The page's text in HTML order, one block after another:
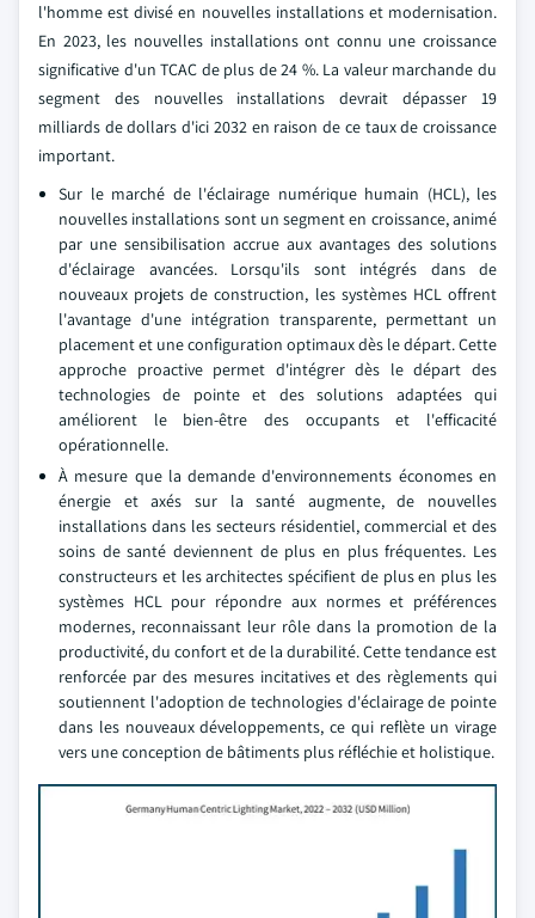
l'homme est divisé en nouvelles installations et modernisation.
En 2023, les nouvelles installations ont connu une croissance
significative d'un TCAC de plus de 24 %. La valeur marchande du
segment des nouvelles installations devrait dépasser 19
milliards de dollars d'ici 2032 en raison de ce taux de croissance
important.
Sur le marché de l'éclairage numérique humain (HCL), les
nouvelles installations sont un segment en croissance, animé
par une sensibilisation accrue aux avantages des solutions
d'éclairage avancées. Lorsqu'ils sont intégrés dans de
nouveaux projets de construction, les systèmes HCL offrent
l'avantage d'une intégration transparente, permettant un
placement et une configuration optimaux dès le départ. Cette
approche proactive permet d'intégrer dès le départ des
technologies de pointe et des solutions adaptées qui
améliorent le bien-être des occupants et l'efficacité
opérationnelle.
À mesure que la demande d'environnements économes en
énergie et axés sur la santé augmente, de nouvelles
installations dans les secteurs résidentiel, commercial et des
soins de santé deviennent de plus en plus fréquentes. Les
constructeurs et les architectes spécifient de plus en plus les
systèmes HCL pour répondre aux normes et préférences
modernes, reconnaissant leur rôle dans la promotion de la
productivité, du confort et de la durabilité. Cette tendance est
renforcée par des mesures incitatives et des règlements qui
soutiennent l'adoption de technologies d'éclairage de pointe
dans les nouveaux développements, ce qui reflète un virage
vers une conception de bâtiments plus réfléchie et holistique.